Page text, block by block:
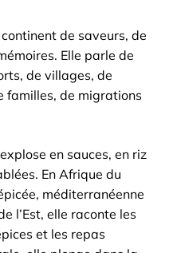
de saveurs, de
Elle parle de
de villages, de
familles, de migrations
en sauces, en riz
En Afrique du
méditerranéenne
l’Est, elle raconte les
et les repas